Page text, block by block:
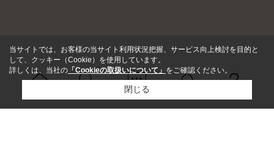
問い合せ
当サイトでは、お客様の当サイト利用状況把握、サービス向上検討を目的と
して、クッキー（Cookie）を使用しています。
詳しくは、当社の 「Cookieの取扱いについて」 をご確認ください。
閉じる